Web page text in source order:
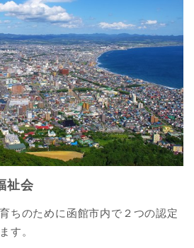
祉会
ちのために函館市内で２つの認定
す。